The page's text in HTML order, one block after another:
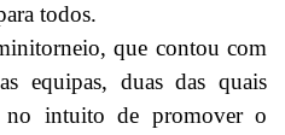
todos.
que contou com
equipas, duas das quais
no intuito de promover o